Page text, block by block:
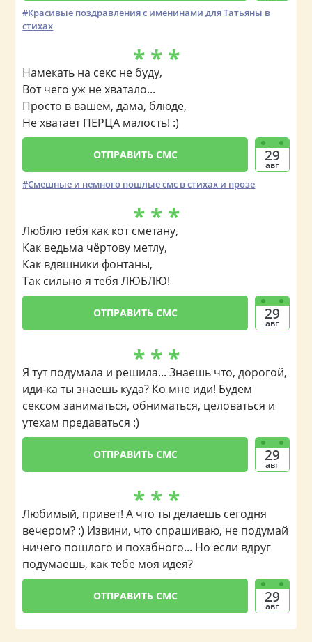
Красивые поздравления с именинами для Татьяны в
стихах
* * *
Намекать на секс не буду,
Вот чего уж не хватало...
Просто в вашем, дама, блюде,
Не хватает ПЕРЦА малость! :)
ОТПРАВИТЬ СМС 29
авг
Смешные и немного пошлые смс в стихах и прозе
* * *
Люблю тебя как кот сметану,
Как ведьма чёртову метлу,
Как вдвшники фонтаны,
Так сильно я тебя ЛЮБЛЮ!
ОТПРАВИТЬ СМС 29
авг
* * *
Я тут подумала и решила... Знаешь что, дорогой,
иди-ка ты знаешь куда? Ко мне иди! Будем
сексом заниматься, обниматься, целоваться и
утехам предаваться :)
ОТПРАВИТЬ СМС 29
авг
* * *
Любимый, привет! А что ты делаешь сегодня
вечером? :) Извини, что спрашиваю, не подумай
ничего пошлого и похабного... Но если вдруг
подумаешь, как тебе моя идея?
ОТПРАВИТЬ СМС 29
авг